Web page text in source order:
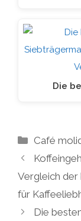
Die
Café
Vergleich
für
Die